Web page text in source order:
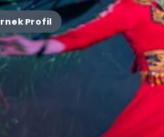
Profil